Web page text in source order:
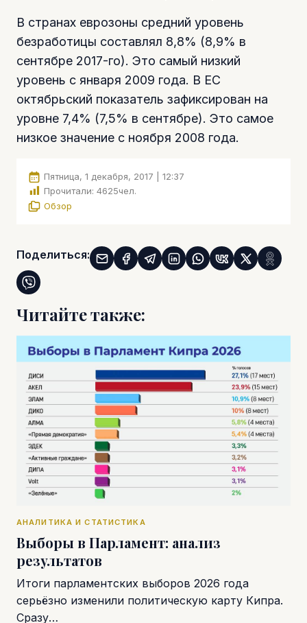
В странах еврозоны средний уровень
безработицы составлял 8,8% (8,9% в
сентябре 2017-го). Это самый низкий
уровень с января 2009 года. В ЕС
октябрьский показатель зафиксирован на
уровне 7,4% (7,5% в сентябре). Это самое
низкое значение с ноября 2008 года.
Пятница, 1 декабря, 2017 | 12:37
Прочитали: 4625чел.
Обзор
Поделиться:
Читайте также:
АНАЛИТИКА И СТАТИСТИКА
Выборы в Парламент: анализ
результатов
Итоги парламентских выборов 2026 года
серьёзно изменили политическую карту Кипра.
Сразу…